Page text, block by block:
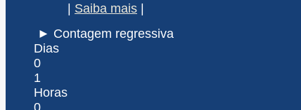
| Saiba mais |
► Contagem regressiva
Dias
0
1
Horas
0